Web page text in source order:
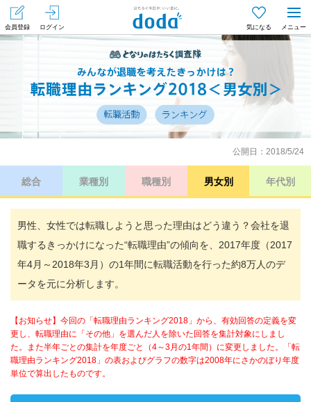
会員登録
ログイン
メニュー
気になる
公開日：2018/5/24
総合 業種別 職種別 男女別 年代別
男性、女性では転職しようと思った理由はどう違う？会社を退
職するきっかけになった“転職理由”の傾向を、2017年度（2017
年4月～2018年3月）の1年間に転職活動を行った約8万人のデ
ータを元に分析します。
【お知らせ】今回の「転職理由ランキング2018」から、有効回答の定義を変
更し、転職理由に「その他」を選んだ人を除いた回答を集計対象にしまし
た。また半年ごとの集計を年度ごと（4～3月の1年間）に変更しました。「転
職理由ランキング2018」の表およびグラフの数字は2008年にさかのぼり年度
単位で算出したものです。